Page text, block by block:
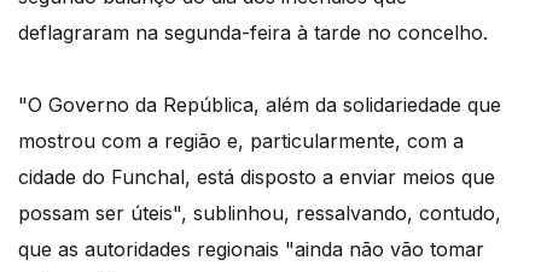
deflagraram na segunda-feira à tarde no concelho.
"O Governo da República, além da solidariedade que
mostrou com a região e, particularmente, com a
cidade do Funchal, está disposto a enviar meios que
possam ser úteis", sublinhou, ressalvando, contudo,
que as autoridades regionais "ainda não vão tomar